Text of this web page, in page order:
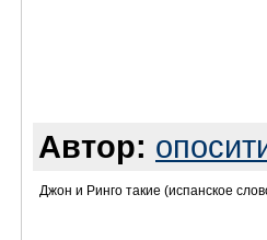
Автор:
Джон и Ринго такие (испанское